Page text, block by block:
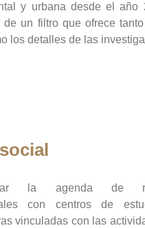
y urbana desde el año
de un filtro que ofrece
los detalles de las
la agenda de
con centros de
vinculadas con las